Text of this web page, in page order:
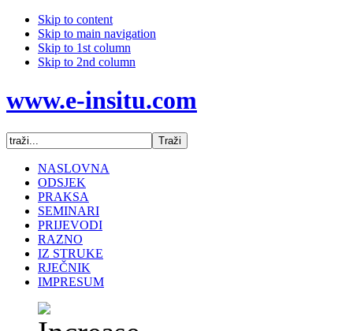
Skip to content
Skip to main navigation
Skip to 1st column
Skip to 2nd column
www.e-insitu.com
NASLOVNA
ODSJEK
PRAKSA
SEMINARI
PRIJEVODI
RAZNO
IZ STRUKE
RJEČNIK
IMPRESUM